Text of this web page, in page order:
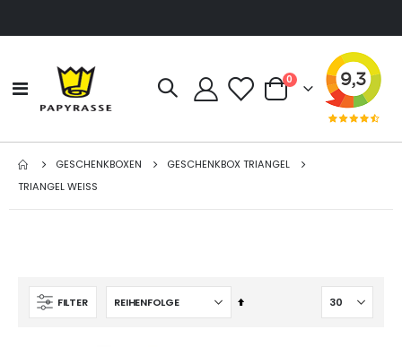
Navigation
umschalten
Cart
0Artikel
GESCHENKBOXEN
GESCHENKBOX TRIANGEL
TRIANGEL WEISS
FILTER
Absteigend